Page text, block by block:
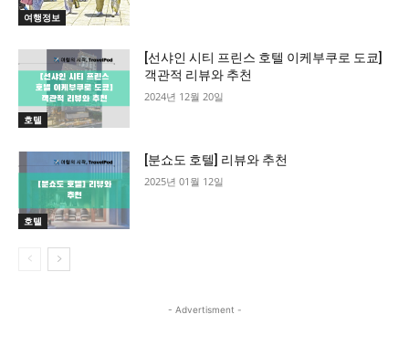
여행정보
호텔
[선샤인 시티 프린스 호텔 이케부쿠로 도쿄]
객관적 리뷰와 추천
2024년 12월 20일
호텔
[분쇼도 호텔] 리뷰와 추천
2025년 01월 12일
- Advertisment -